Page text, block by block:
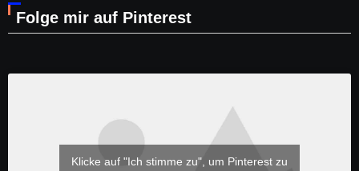
Folge mir auf Pinterest
Klicke auf "Ich stimme zu", um Pinterest zu